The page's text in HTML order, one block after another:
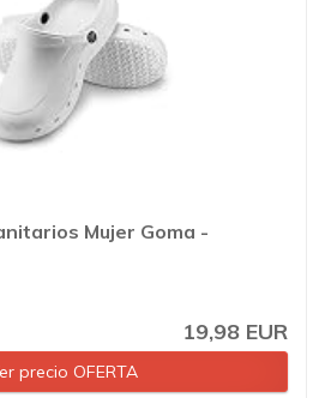
Mujer Goma -
19,98 EUR
precio OFERTA